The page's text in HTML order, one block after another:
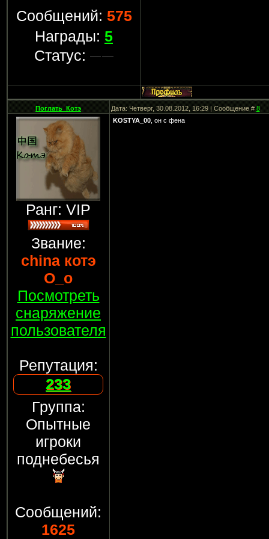
Сообщений: 575
Награды: 5
Статус:
Поглать_Котэ Дата: Четверг, 30.08.2012, 16:29 | Сообщение #8
Ранг: VIP
Звание:
china котэ
О_о
Посмотреть
снаряжение
пользователя
Репутация:
233
Группа:
Опытные
игроки
поднебесья
Сообщений:
1625
KOSTYA_00, он с фена